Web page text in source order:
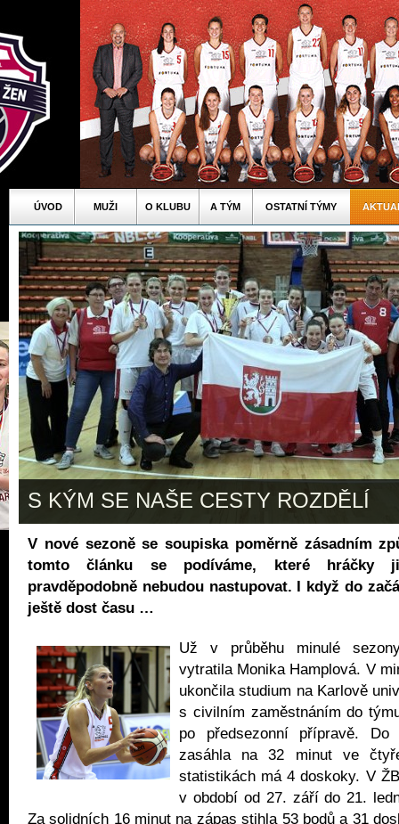
ÚVOD MUŽI O KLUBU A TÝM OSTATNÍ TÝMY
S KÝM SE NAŠE CESTY ROZDĚLÍ
V nové sezoně se soupiska poměrně zásadním
tomto článku se podíváme, které hráčky
pravděpodobně nebudou nastupovat. I když do
ještě dost času …
Už v průběhu minulé
vytratila Monika Hamplová. V
ukončila studium na Karlově
s civilním zaměstnáním do
po předsezonní přípravě. Do
zasáhla na 32 minut ve
statistikách má 4 doskoky. V
v období od 27. září do 21.
Za solidních 16 minut na zápas stihla 53 bodů a 31